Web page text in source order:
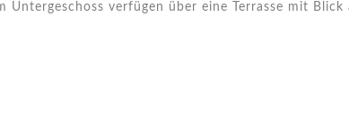
Untergeschoss verfügen über eine Terrasse mit Blick